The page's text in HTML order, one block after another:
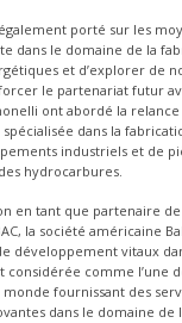
porté sur les
dans le domaine de la
et d’explorer de
le partenariat futur
ont abordé la
dans la
industriels et de
hydrocarbures.
en tant que partenaire de
la société américaine
développement vitaux
considérée comme l’une
fournissant des
dans le domaine de